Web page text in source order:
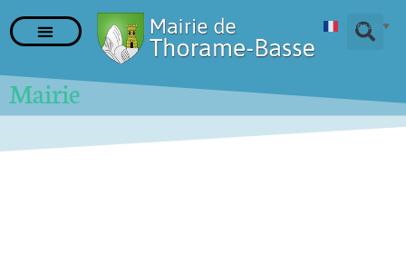
Mairie
Français ▼